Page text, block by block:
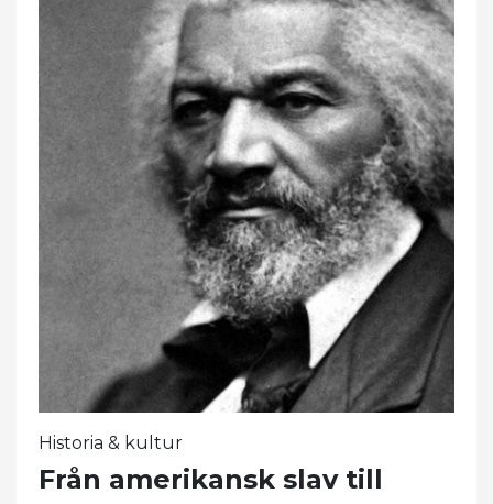
Historia & kultur
Från amerikansk slav till